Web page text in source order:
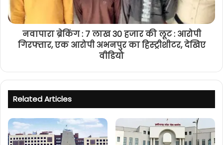
नवापारा ब्रेकिंग : 7 लाख 30 हजार की लूट : आरोपी
गिरफ्तार, एक आरोपी अभनपुर का हिस्ट्रीशीटर, देखिए
वीडियो
Related Articles